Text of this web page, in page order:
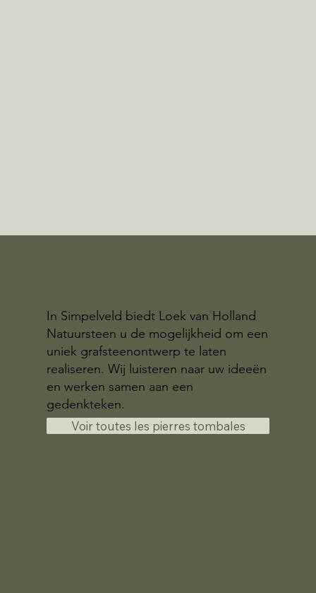
In Simpelveld biedt Loek van Holland
Natuursteen u de mogelijkheid om een
uniek grafsteenontwerp te laten
realiseren. Wij luisteren naar uw ideeën
en werken samen aan een
gedenkteken.
Voir toutes les pierres tombales